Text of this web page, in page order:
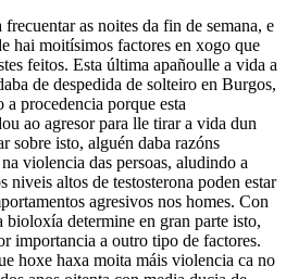
as noites da fin de semana, e
hai moitísimos factores en xogo que
feitos. Esta última apañoulle a vida a
de despedida de solteiro en Burgos,
procedencia porque esta
ao agresor para lle tirar a vida dun
sobre isto, alguén daba razóns
violencia das persoas, aludindo a
niveis altos de testosterona poden estar
agresivos nos homes. Con
bioloxía determine en gran parte isto,
importancia a outro tipo de factores.
hoxe haxa moita máis violencia ca no